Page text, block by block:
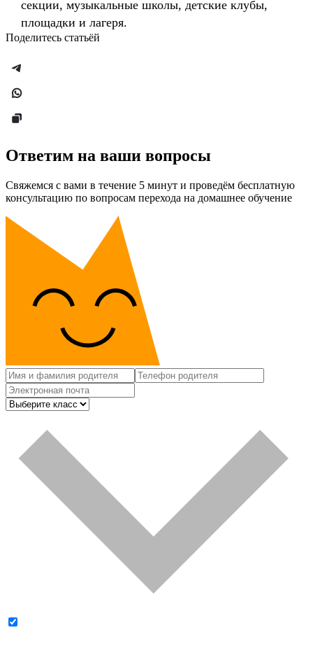
секции, музыкальные школы, детские клубы,
площадки и лагеря.
Поделитесь статьёй
Ответим на ваши вопросы
Свяжемся с вами в течение 5 минут и проведём бесплатную
консультацию по вопросам перехода на домашнее обучение